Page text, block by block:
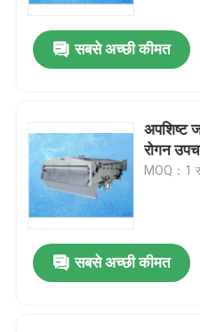
सबसे अच्छी कीमत
अपशिष्ट
रोगन
MOQ：1
सबसे अच्छी कीमत